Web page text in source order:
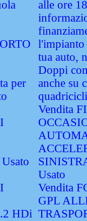
per
HDi
alle ore
l'impianto
tua auto,
Doppi
anche su
Vendita
Usato
Vendita
GPL